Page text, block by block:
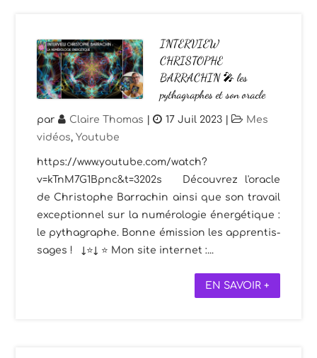
INTERVIEW
CHRISTOPHE
BARRACHIN 🎤 les
pythagraphes et son oracle
par Claire Thomas | 17 Juil 2023 |
Mes
vidéos,Youtube
https://www.youtube.com/watch?
v=kTnM7G1Bpnc&t=3202s Découvrez l'oracle
de Christophe Barrachin ainsi que son travail
exceptionnel sur la numérologie énergétique :
le pythagraphe. Bonne émission les apprentis-
sages ! ↓⭐↓ ⭐ Mon site internet :...
EN SAVOIR +